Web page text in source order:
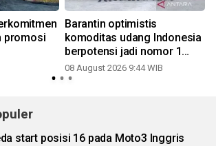
promosi
Barantin optimistis
komoditas udang Indonesia
berpotensi jadi nomor 1
dunia
08 August 2026 9:44 WIB
start posisi 16 pada Moto3 Inggris